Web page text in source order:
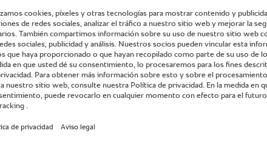
producto, le rogamos nos de la
en el caso que los disponga.